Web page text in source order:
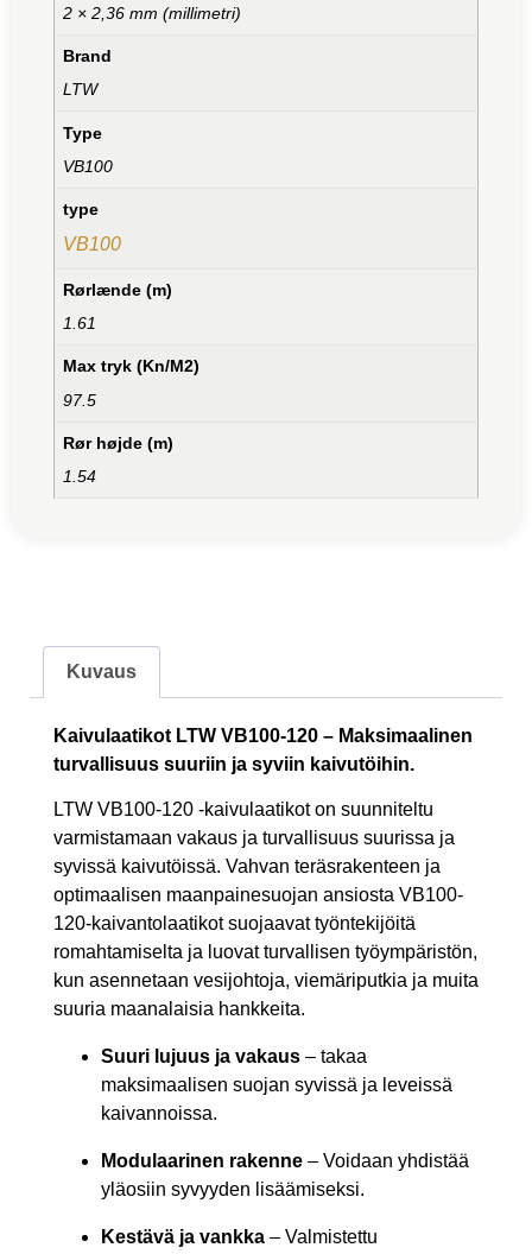
2 × 2,36 mm (millimetri)
Brand
LTW
Type
VB100
type
VB100
Rørlænde (m)
1.61
Max tryk (Kn/M2)
97.5
Rør højde (m)
1.54
Kuvaus
Kaivulaatikot LTW VB100-120 – Maksimaalinen
turvallisuus suuriin ja syviin kaivutöihin.
LTW VB100-120 -kaivulaatikot on suunniteltu
varmistamaan vakaus ja turvallisuus suurissa ja
syvissä kaivutöissä. Vahvan teräsrakenteen ja
optimaalisen maanpainesuojan ansiosta VB100-
120-kaivantolaatikot suojaavat työntekijöitä
romahtamiselta ja luovat turvallisen työympäristön,
kun asennetaan vesijohtoja, viemäriputkia ja muita
suuria maanalaisia hankkeita.
Suuri lujuus ja vakaus – takaa
maksimaalisen suojan syvissä ja leveissä
kaivannoissa.
Modulaarinen rakenne – Voidaan yhdistää
yläosiin syvyyden lisäämiseksi.
Kestävä ja vankka – Valmistettu